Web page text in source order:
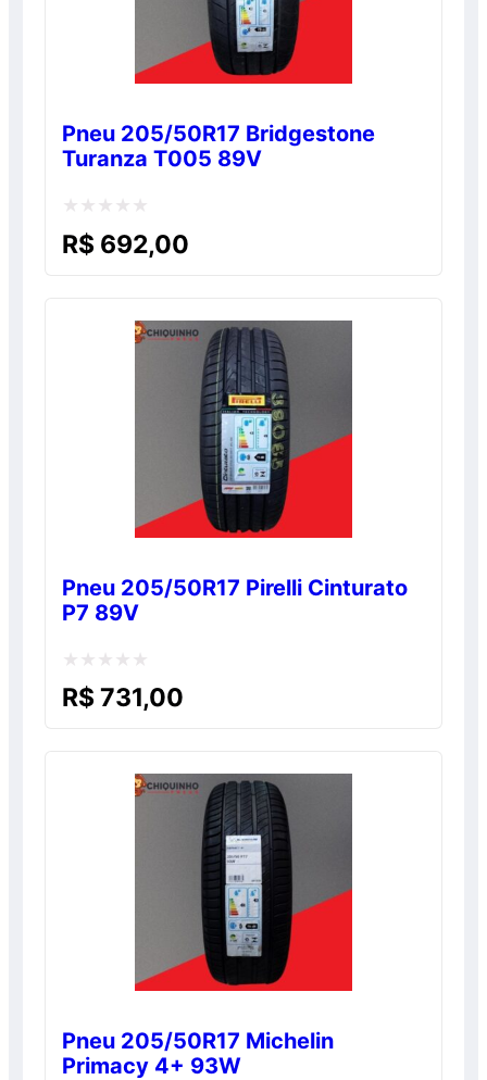
Pneu 205/50R17 Bridgestone
Turanza T005 89V
Avaliação
R$ 692,00
Pneu 205/50R17 Pirelli Cinturato
P7 89V
Avaliação
R$ 731,00
Pneu 205/50R17 Michelin
Primacy 4+ 93W